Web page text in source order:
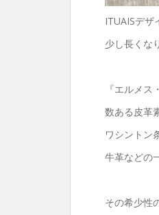
ITUAISデザ
少し長くな
『エルメ
数ある皮革
ワシントン
牛革などの
その希少性